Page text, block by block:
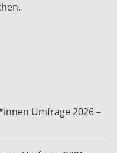
Umfrage 2026 –